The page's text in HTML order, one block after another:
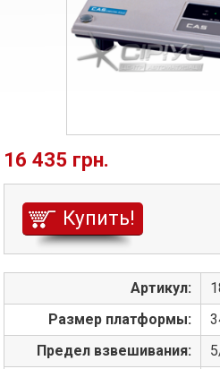
16 435 грн.
Купить!
Артикул:
Размер платформы:
Предел взвешивания: